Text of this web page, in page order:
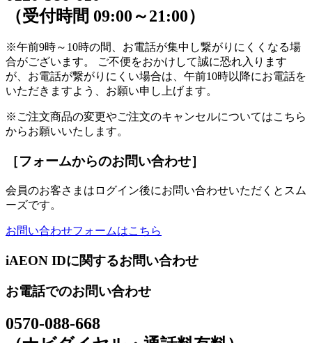
（受付時間 09:00～21:00）
※午前9時～10時の間、お電話が集中し繋がりにくくなる場
合がございます。 ご不便をおかけして誠に恐れ入ります
が、お電話が繋がりにくい場合は、午前10時以降にお電話を
いただきますよう、お願い申し上げます。
※ご注文商品の変更やご注文のキャンセルについてはこちら
からお願いいたします。
［フォームからのお問い合わせ］
会員のお客さまはログイン後にお問い合わせいただくとスム
ーズです。
お問い合わせフォームはこちら
iAEON IDに関するお問い合わせ
お電話でのお問い合わせ
0570-088-668